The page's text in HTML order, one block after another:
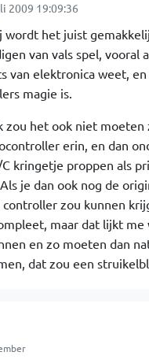
2009 19:09:36
wordt het juist
van vals spel, vooral
van elektronica weet,
magie is.
zou het ook niet moeten
erin, en dan
kringetje proppen als
je dan ook nog de
controller zou kunnen
maar dat lijkt me
en zo moeten dan
dat zou een